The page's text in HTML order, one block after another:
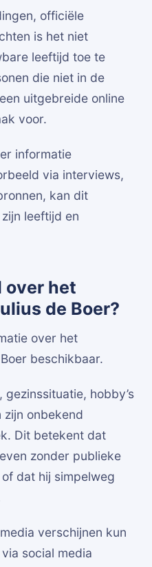
officiële
is het niet
leeftijd toe te
die niet in de
uitgebreide online
voor.
informatie
via interviews,
kan dit
leeftijd en
over het
de Boer?
over het
beschikbaar.
hobby’s
zijn onbekend
Dit betekent dat
zonder publieke
dat hij simpelweg
verschijnen kun
social media